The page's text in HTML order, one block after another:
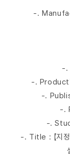
-.
-.
-.
-.
-.
-.
-. Title : 【지